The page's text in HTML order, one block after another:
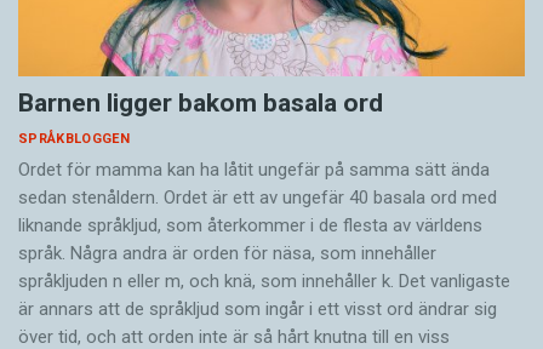
Barnen ligger bakom basala ord
SPRÅKBLOGGEN
Ordet för mamma kan ha låtit ungefär på samma sätt ända
sedan stenåldern. Ordet är ett av ungefär 40 basala ord med
liknande språkljud, som återkommer i de flesta av världens
språk. Några andra är orden för näsa, som innehåller
språkljuden n eller m, och knä, som innehåller k. Det vanligaste
är annars att de språkljud som ingår i ett visst ord ändrar sig
över tid, och att orden inte är så hårt knutna till en viss